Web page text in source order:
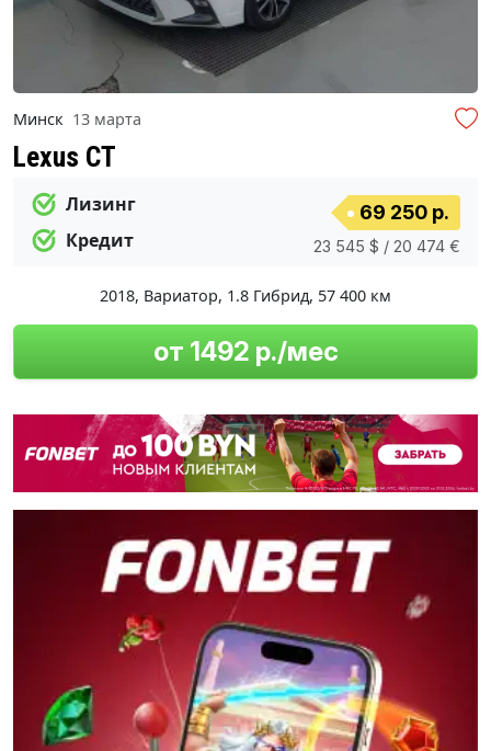
Минск 13 марта
Lexus CT
Лизинг
Кредит
69 250 р.
23 545 $ / 20 474 €
2018, Вариатор, 1.8 Гибрид, 57 400 км
от 1492 р./мес